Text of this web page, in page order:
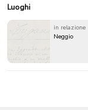
Luoghi
in relazione
Neggio